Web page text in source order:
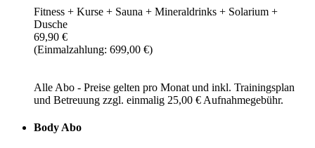
Fitness + Kurse + Sauna + Mineraldrinks + Solarium +
Dusche
69,90 €
(Einmalzahlung: 699,00 €)
Alle Abo - Preise gelten pro Monat und inkl. Trainingsplan
und Betreuung zzgl. einmalig 25,00 € Aufnahmegebühr.
Body Abo